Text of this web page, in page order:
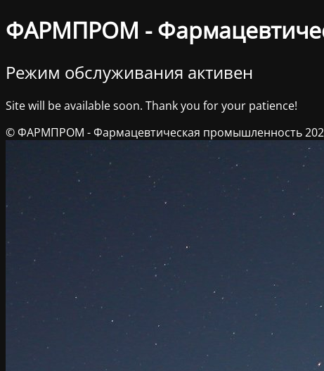
ФАРМПРОМ -
Режим обслуживания активен
Site will be available soon. Thank you for your patience!
© ФАРМПРОМ - Фармацевтическая промышленность